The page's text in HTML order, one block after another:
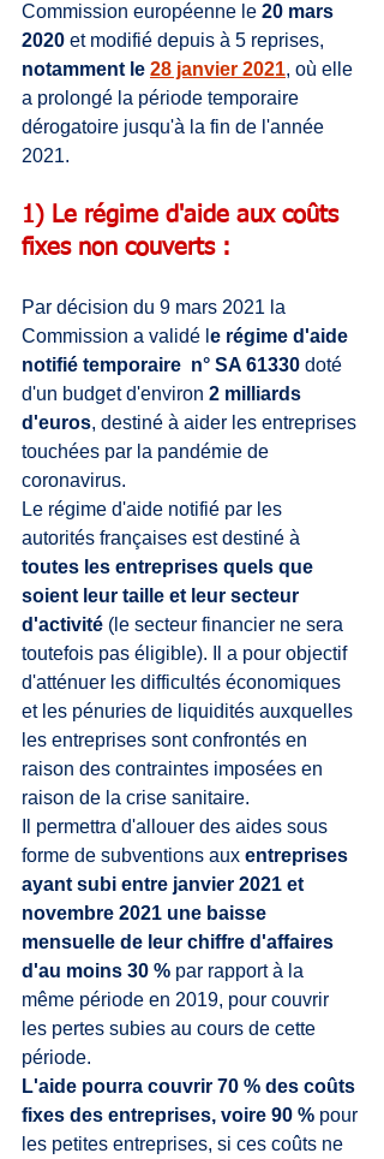
Commission européenne le 20 mars
2020 et modifié depuis à 5 reprises,
notamment le 28 janvier 2021, où elle
a prolongé la période temporaire
dérogatoire jusqu'à la fin de l'année
2021.
1) Le régime d'aide aux coûts
fixes non couverts :
Par décision du 9 mars 2021 la
Commission a validé l e régime d'aide
notifié temporaire  n° SA 61330 doté
d'un budget d'environ 2 milliards
d'euros, destiné à aider les entreprises
touchées par la pandémie de
coronavirus.
Le régime d'aide notifié par les
autorités françaises est destiné à
toutes les entreprises quels que
soient leur taille et leur secteur
d'activité (le secteur financier ne sera
toutefois pas éligible). Il a pour objectif
d'atténuer les difficultés économiques
et les pénuries de liquidités auxquelles
les entreprises sont confrontés en
raison des contraintes imposées en
raison de la crise sanitaire.
Il permettra d'allouer des aides sous
forme de subventions aux entreprises
ayant subi entre janvier 2021 et
novembre 2021 une baisse
mensuelle de leur chiffre d'affaires
d'au moins 30 % par rapport à la
même période en 2019, pour couvrir
les pertes subies au cours de cette
période.
L'aide pourra couvrir 70 % des coûts
fixes des entreprises, voire 90 % pour
les petites entreprises, si ces coûts ne